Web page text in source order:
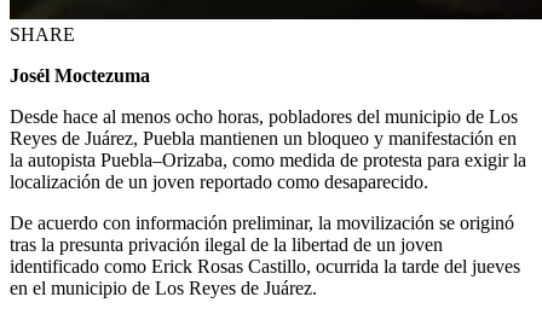
SHARE
Josél Moctezuma
Desde hace al menos ocho horas, pobladores del municipio de Los
Reyes de Juárez, Puebla mantienen un bloqueo y manifestación en
la autopista Puebla–Orizaba, como medida de protesta para exigir la
localización de un joven reportado como desaparecido.
De acuerdo con información preliminar, la movilización se originó
tras la presunta privación ilegal de la libertad de un joven
identificado como Erick Rosas Castillo, ocurrida la tarde del jueves
en el municipio de Los Reyes de Juárez.